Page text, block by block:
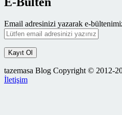
Email adresinizi yazarak e-
tazemasa Blog Copyright © 2012-
İletişim